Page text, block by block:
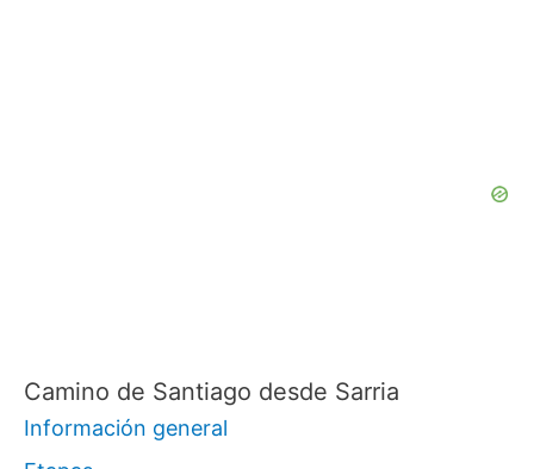
Camino de Santiago desde Sarria
Información general